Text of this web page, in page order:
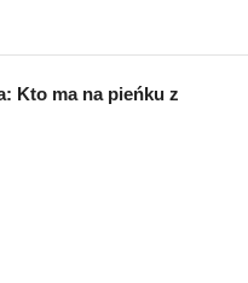
Kto ma na pieńku z